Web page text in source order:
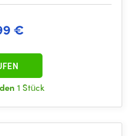
€
1 Stück